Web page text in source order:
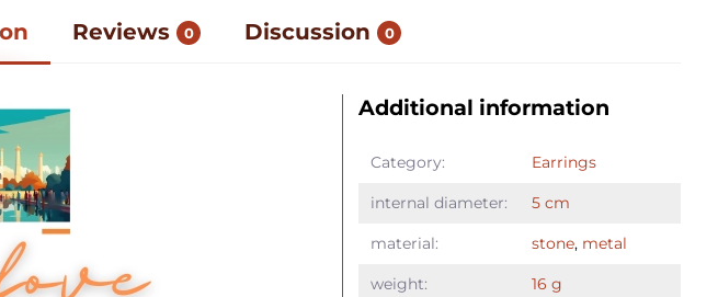
Reviews 0 Discussion 0
Additional information
Category: Earrings
internal diameter: 5 cm
material: stone, metal
weight: 16 g